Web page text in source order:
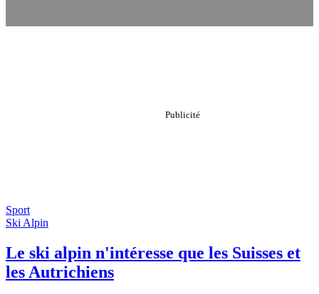
Sport
Ski Alpin
Le ski alpin n'intéresse que les Suisses et
les Autrichiens